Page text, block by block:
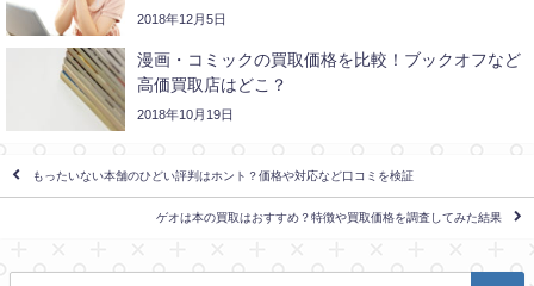
2018年12月5日
漫画・コミックの買取価格を比較！ブックオフなど
高価買取店はどこ？
2018年10月19日
もったいない本舗のひどい評判はホント？価格や対応など口コミを検証
ゲオは本の買取はおすすめ？特徴や買取価格を調査してみた結果